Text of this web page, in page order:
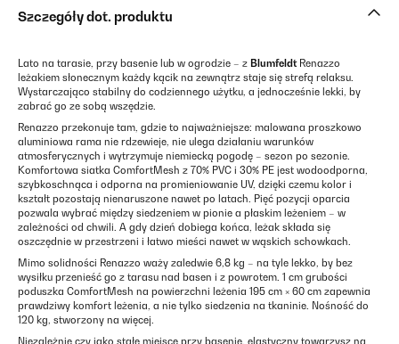
Szczegóły dot. produktu
Lato na tarasie, przy basenie lub w ogrodzie – z BlumfeldtRenazzo
leżakiem słonecznym każdy kącik na zewnątrz staje się strefą relaksu.
Wystarczająco stabilny do codziennego użytku, a jednocześnie lekki, by
zabrać go ze sobą wszędzie.
Renazzo przekonuje tam, gdzie to najważniejsze: malowana proszkowo
aluminiowa rama nie rdzewieje, nie ulega działaniu warunków
atmosferycznych i wytrzymuje niemiecką pogodę – sezon po sezonie.
Komfortowa siatka ComfortMesh z 70% PVC i 30% PE jest wodoodporna,
szybkoschnąca i odporna na promieniowanie UV, dzięki czemu kolor i
kształt pozostają nienaruszone nawet po latach. Pięć pozycji oparcia
pozwala wybrać między siedzeniem w pionie a płaskim leżeniem – w
zależności od chwili. A gdy dzień dobiega końca, leżak składa się
oszczędnie w przestrzeni i łatwo mieści nawet w wąskich schowkach.
Mimo solidności Renazzo waży zaledwie 6,8 kg – na tyle lekko, by bez
wysiłku przenieść go z tarasu nad basen i z powrotem. 1 cm grubości
poduszka ComfortMesh na powierzchni leżenia 195 cm × 60 cm zapewnia
prawdziwy komfort leżenia, a nie tylko siedzenia na tkaninie. Nośność do
120 kg, stworzony na więcej.
Niezależnie czy jako stałe miejsce przy basenie, elastyczny towarzysz na